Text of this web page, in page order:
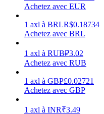
Stratégies de trading
Apprenez à rester rentable
Achetez avec EUR
1 axl à BRLR$0.18734
Achetez avec BRL
1 axl à RUB₽3.02
Achetez avec RUB
1 axl à GBP£0.02721
Achetez avec GBP
1 axl à INR₹3.49